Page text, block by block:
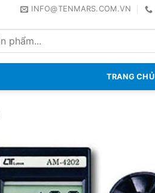
INFO@TENMARS.COM.VN
TRANG CHỦ